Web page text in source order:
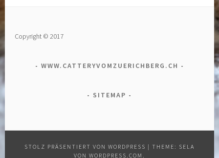
Copyright © 2017
WWW.CATTERYVOMZUERICHBERG.CH
SITEMAP
STOLZ PRÄSENTIERT VON WORDPRESS | THEME: SELA
VON WORDPRESS.COM .